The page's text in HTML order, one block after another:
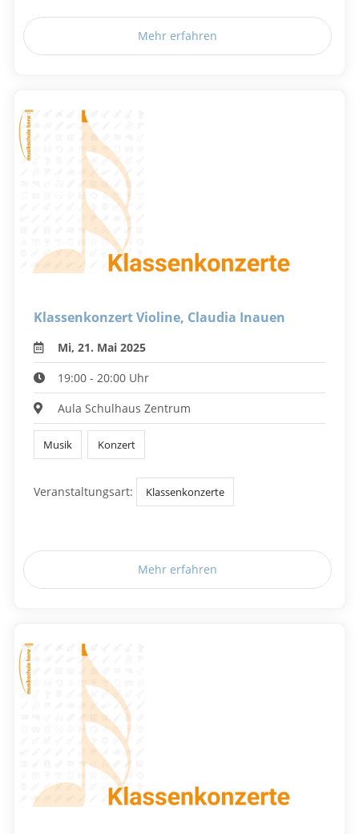
Mehr erfahren
Klassenkonzert Violine, Claudia Inauen
Mi, 21. Mai 2025
19:00 - 20:00 Uhr
Aula Schulhaus Zentrum
Musik Konzert
Veranstaltungsart: Klassenkonzerte
Mehr erfahren